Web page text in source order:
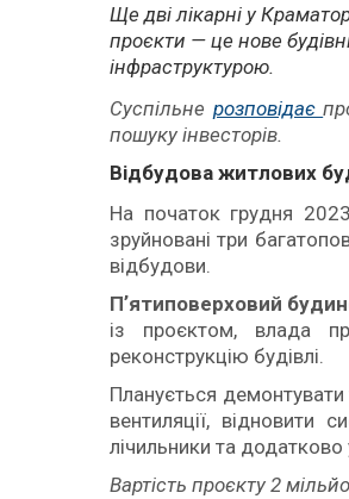
Ще дві лікарні у
проєкти — це нове
інфраструктурою.
Суспільне розповідає
пошуку інвесторів.
Відбудова житлових
На початок грудня
зруйновані три
відбудови.
Пʼятиповерховий
із проєктом, влада
реконструкцію будівлі.
Планується демонтувати
вентиляції, відновити
лічильники та додатково
Вартість проєкту 2